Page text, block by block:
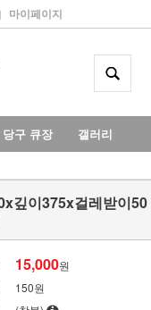
| 마이페이지
구 큐장 갤러리
깊이375x걸레받이50
15,000원
150원